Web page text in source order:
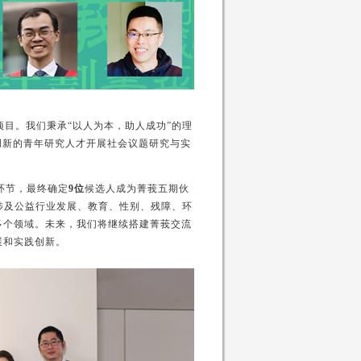
。我们秉承“以人为本，助人成功”的理
的青年研究人才开展社会议题研究与实
节，最终确定9位候选人成为菁莪五期伙
公益行业发展、教育、性别、残障、环
领域。未来，我们将继续搭建菁莪交流
实践创新。